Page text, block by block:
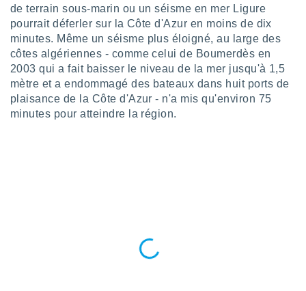
pas
de
vous
à
notre
de terrain sous-marin ou un séisme en mer Ligure
pourrait déferler sur la Côte d'Azur en moins de dix
minutes. Même un séisme plus éloigné, au large des
côtes algériennes - comme celui de Boumerdès en
2003 qui a fait baisser le niveau de la mer jusqu'à 1,5
mètre et a endommagé des bateaux dans huit ports de
plaisance de la Côte d'Azur - n'a mis qu'environ 75
minutes pour atteindre la région.